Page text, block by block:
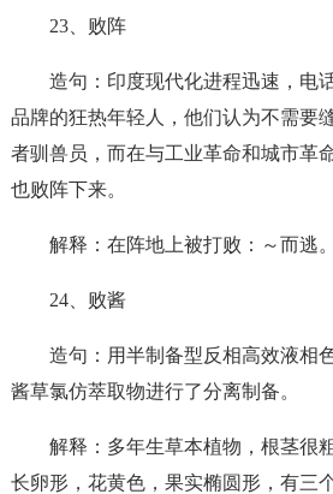
23、败阵
造句：印度现代化进程迅速，电
品牌的狂热年轻人，他们认为不需要
者驯兽员，而在与工业革命和城市革
也败阵下来。
解释：在阵地上被打败：～而逃。
24、败酱
造句：用半制备型反相高效液相色
酱草氯仿萃取物进行了分离制备。
解释：多年生草本植物，根茎很
长卵形，花黄色，果实椭圆形，有三